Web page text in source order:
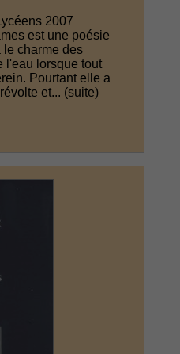
2007
est une poésie
le charme des
l'eau lorsque tout
Pourtant elle a
et... (suite)